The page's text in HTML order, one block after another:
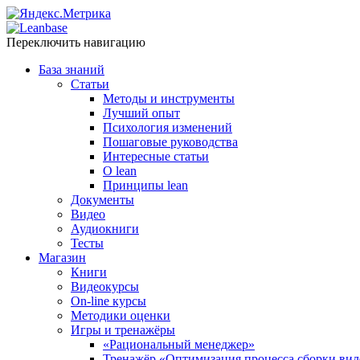
Переключить навигацию
База знаний
Статьи
Методы и инструменты
Лучший опыт
Психология изменений
Пошаговые руководства
Интересные статьи
O lean
Принципы lean
Документы
Видео
Аудиокниги
Тесты
Магазин
Книги
Видеокурсы
On-line курсы
Методики оценки
Игры и тренажёры
«Рациональный менеджер»